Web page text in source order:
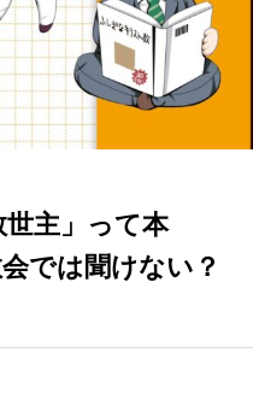
主」って本
では聞けない？